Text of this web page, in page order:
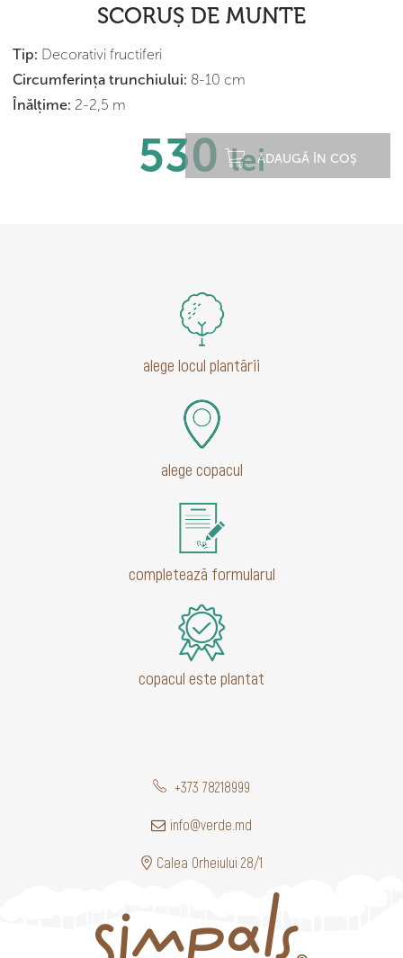
SCORUȘ DE MUNTE
Tip: Decorativi fructiferi
Сircumferința trunchiului: 8-10 cm
Înălțime: 2-2,5 m
530leiADAUGĂ ÎN COŞ
alege locul plantării
alege copacul
completează formularul
copacul este plantat
+373 78218999
info@verde.md
Calea Orheiului 28/1